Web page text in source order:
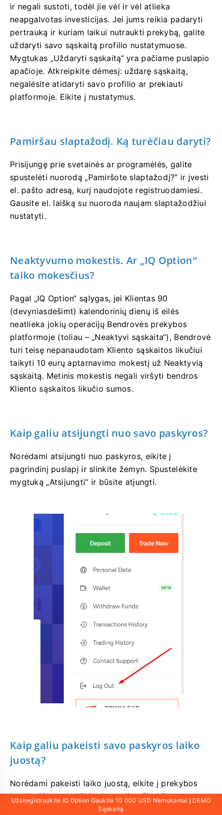
ir negali sustoti, todėl jie vėl ir vėl atlieka
neapgalvotas investicijas. Jei jums reikia padaryti
pertrauką ir kuriam laikui nutraukti prekybą, galite
uždaryti savo sąskaitą profilio nustatymuose.
Mygtukas „Uždaryti sąskaitą“ yra pačiame puslapio
apačioje. Atkreipkite dėmesį: uždarę sąskaitą,
negalėsite atidaryti savo profilio ar prekiauti
platformoje. Eikite į nustatymus.
Pamiršau slaptažodį. Ką turėčiau daryti?
Prisijungę prie svetainės ar programėlės, galite
spustelėti nuorodą „Pamiršote slaptažodį?“ ir įvesti
el. pašto adresą, kurį naudojote registruodamiesi.
Gausite el. laišką su nuoroda naujam slaptažodžiui
nustatyti.
Neaktyvumo mokestis. Ar „IQ Option“
taiko mokesčius?
Pagal „IQ Option“ sąlygas, jei Klientas 90
(devyniasdešimt) kalendorinių dienų iš eilės
neatlieka jokių operacijų Bendrovės prekybos
platformoje (toliau – „Neaktyvi sąskaita“), Bendrovė
turi teisę nepanaudotam Kliento sąskaitos likučiui
taikyti 10 eurų aptarnavimo mokestį už Neaktyvią
sąskaitą. Metinis mokestis negali viršyti bendros
Kliento sąskaitos likučio sumos.
Kaip galiu atsijungti nuo savo paskyros?
Norėdami atsijungti nuo paskyros, eikite į
pagrindinį puslapį ir slinkite žemyn. Spustelėkite
mygtuką „Atsijungti“ ir būsite atjungti.
Kaip galiu pakeisti savo paskyros laiko
juostą?
Norėdami pakeisti laiko juostą, eikite į prekybos
kambarį ir spustelėkite krumpliaračio piktogramą
apatiniame dešiniajame puslapio kampe. Pasirinkite
Užsiregistruokite IQ Option Gaukite 10 000 USD Nemokamai Į DEMO
Sąskaitą